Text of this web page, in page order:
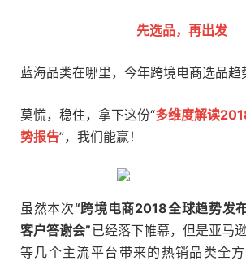
先选品，再出发
蓝海品类在哪里，今年跨境电商选品趋
莫慌，稳住，拿下这份“多维度解读
势报告”，我们能赢！
虽然本次“跨境电商2018全球趋势发
客户答谢会”已经落下帷幕，但是亚马
等几个主流平台带来的热销品类全